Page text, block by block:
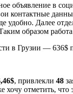
объявление в
контактные
удобно. Далее
образом
, привлекли 48
хочу отметить,